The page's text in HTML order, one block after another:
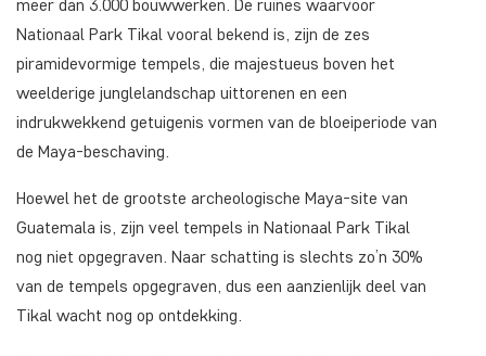
meer dan 3.000 bouwwerken. De ruïnes waarvoor
Nationaal Park Tikal vooral bekend is, zijn de zes
piramidevormige tempels, die majestueus boven het
weelderige junglelandschap uittorenen en een
indrukwekkend getuigenis vormen van de bloeiperiode van
de Maya-beschaving.
Hoewel het de grootste archeologische Maya-site van
Guatemala is, zijn veel tempels in Nationaal Park Tikal
nog niet opgegraven. Naar schatting is slechts zo’n 30%
van de tempels opgegraven, dus een aanzienlijk deel van
Tikal wacht nog op ontdekking.